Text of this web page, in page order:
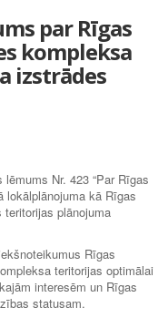
par Rīgas
kompleksa
izstrādes
Nr. 423 “Par Rīgas
lokālplānojuma kā Rīgas
plānojuma
Rīgas
teritorijas optimālai
interesēm un Rīgas
statusam.